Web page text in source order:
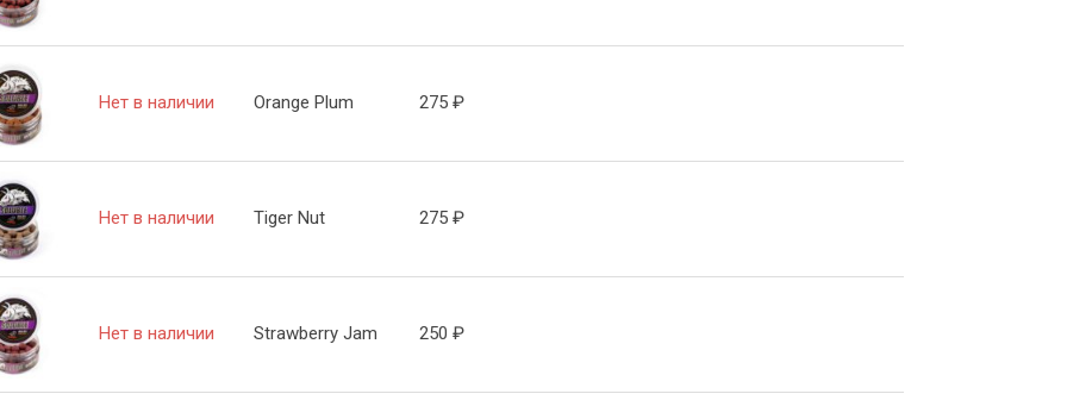
Нет в наличии Orange Plum 275 ₽
Нет в наличии Tiger Nut 275 ₽
Нет в наличии Strawberry Jam 250 ₽